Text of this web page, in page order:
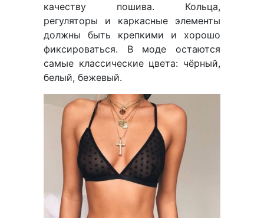
качеству пошива. Кольца,
регуляторы и каркасные элементы
должны быть крепкими и хорошо
фиксироваться. В моде остаются
самые классические цвета: чёрный,
белый, бежевый.